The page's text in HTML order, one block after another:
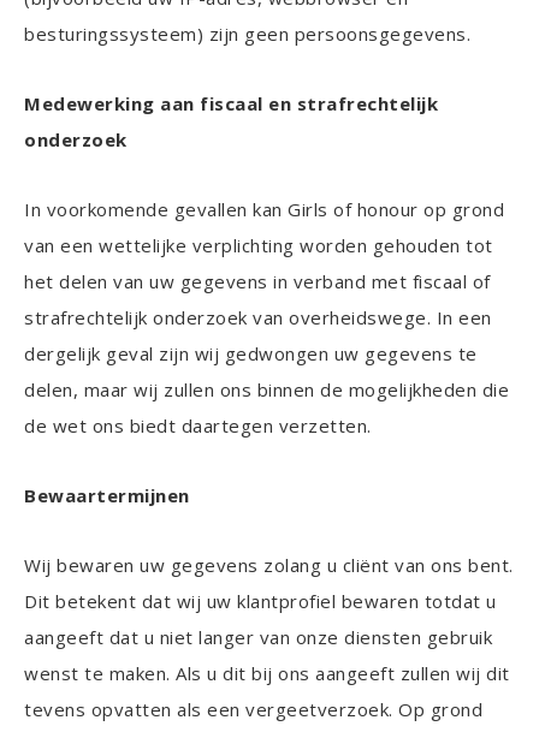
besturingssysteem) zijn geen persoonsgegevens.
Medewerking aan fiscaal en strafrechtelijk
onderzoek
In voorkomende gevallen kan Girls of honour op grond
van een wettelijke verplichting worden gehouden tot
het delen van uw gegevens in verband met fiscaal of
strafrechtelijk onderzoek van overheidswege. In een
dergelijk geval zijn wij gedwongen uw gegevens te
delen, maar wij zullen ons binnen de mogelijkheden die
de wet ons biedt daartegen verzetten.
Bewaartermijnen
Wij bewaren uw gegevens zolang u cliënt van ons bent.
Dit betekent dat wij uw klantprofiel bewaren totdat u
aangeeft dat u niet langer van onze diensten gebruik
wenst te maken. Als u dit bij ons aangeeft zullen wij dit
tevens opvatten als een vergeetverzoek. Op grond